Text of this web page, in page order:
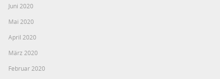
Juni 2020
Mai 2020
April 2020
März 2020
Februar 2020